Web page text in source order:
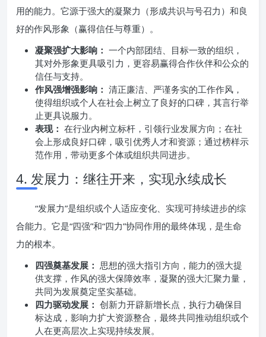
用的能力。它源于强大的凝聚力（形成共识与号召力）和良
好的作风形象（赢得信任与尊重）。
凝聚强扩大影响： 一个内部团结、目标一致的组织，
其对外形象更具吸引力，更容易赢得合作伙伴和公众的
信任与支持。
作风强增强影响： 清正廉洁、严谨务实的工作作风，
使得组织或个人在社会上树立了良好的口碑，其言行举
止更具说服力。
表现： 在行业内树立标杆，引领行业发展方向；在社
会上形成良好口碑，吸引优秀人才和资源；通过榜样示
范作用，带动更多个体或组织共同进步。
4. 发展力：继往开来，实现永续成长
“发展力”是组织或个人适应变化、实现可持续进步的综
合能力。它是“四强”和“四力”协同作用的最终体现，是生命
力的根本。
四强奠基发展： 思想的强大指引方向，能力的强大提
供支撑，作风的强大保障效率，凝聚的强大汇聚力量，
共同为发展奠定坚实基础。
四力驱动发展： 创新力开辟新增长点，执行力确保目
标达成，影响力扩大资源整合，最终共同推动组织或个
人在更高层次上实现持续发展。